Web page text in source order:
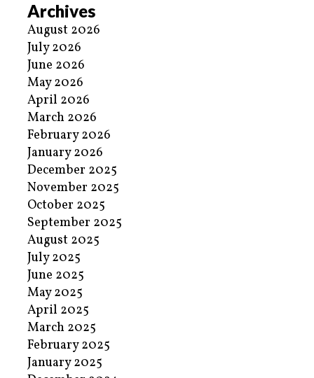
Archives
August 2026
July 2026
June 2026
May 2026
April 2026
March 2026
February 2026
January 2026
December 2025
November 2025
October 2025
September 2025
August 2025
July 2025
June 2025
May 2025
April 2025
March 2025
February 2025
January 2025